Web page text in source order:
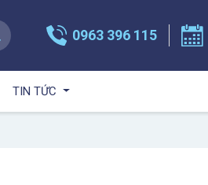
0963 396 115
TIN TỨC